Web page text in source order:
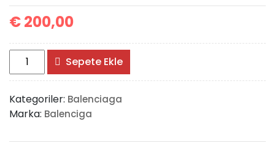
€200,00
Balenciaga
Hourglass
Bag
adet
Sepete Ekle
Kategoriler: Balenciaga
Marka: Balenciga